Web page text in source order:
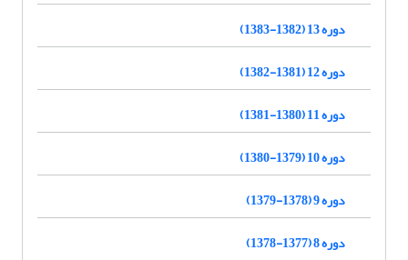
دوره 13 (1382-1383)
دوره 12 (1381-1382)
دوره 11 (1380-1381)
دوره 10 (1379-1380)
دوره 9 (1378-1379)
دوره 8 (1377-1378)